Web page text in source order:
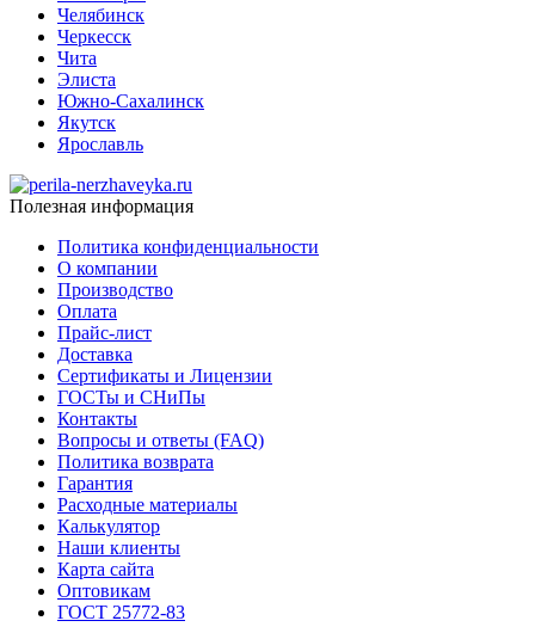
Челябинск
Черкесск
Чита
Элиста
Южно-Сахалинск
Якутск
Ярославль
Полезная информация
Политика конфиденциальности
О компании
Производство
Оплата
Прайс-лист
Доставка
Сертификаты и Лицензии
ГОСТы и СНиПы
Контакты
Вопросы и ответы (FAQ)
Политика возврата
Гарантия
Расходные материалы
Калькулятор
Наши клиенты
Карта сайта
Оптовикам
ГОСТ 25772-83